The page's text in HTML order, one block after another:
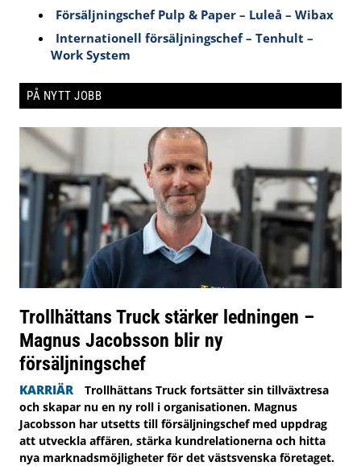
Försäljningschef Pulp & Paper – Luleå – Wibax
Internationell försäljningschef – Tenhult –
Work System
PÅ NYTT JOBB
Trollhättans Truck stärker ledningen –
Magnus Jacobsson blir ny
försäljningschef
KARRIÄR
Trollhättans Truck fortsätter sin tillväxtresa
och skapar nu en ny roll i organisationen. Magnus
Jacobsson har utsetts till försäljningschef med uppdrag
att utveckla affären, stärka kundrelationerna och hitta
nya marknadsmöjligheter för det västsvenska företaget.